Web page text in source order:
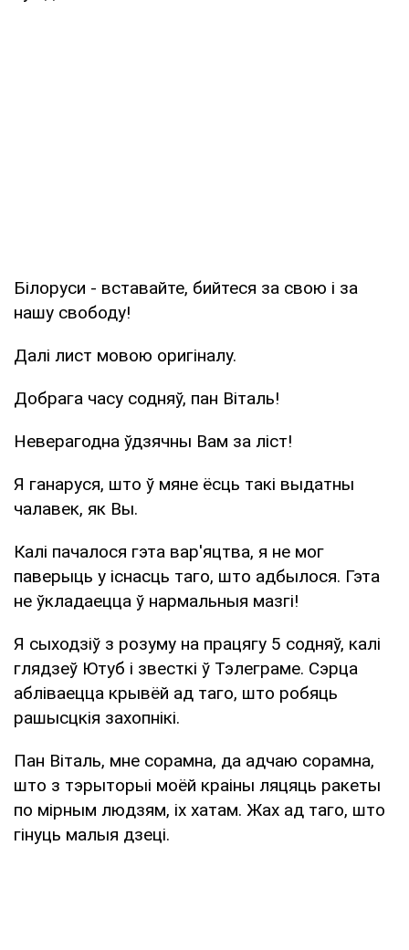
Білоруси - вставайте, бийтеся за свою і за
нашу свободу!
Далі лист мовою оригіналу.
Добрага часу содняў, пан Віталь!
Неверагодна ўдзячны Вам за ліст!
Я ганаруся, што ў мяне ёсць такі выдатны
чалавек, як Вы.
Калі пачалося гэта вар'яцтва, я не мог
паверыць у існасць таго, што адбылося. Гэта
не ўкладаецца ў нармальныя мазгі!
Я сыходзіў з розуму на працягу 5 содняў, калі
глядзеў Ютуб і звесткі ў Тэлеграме. Сэрца
абліваецца крывёй ад таго, што робяць
рашысцкія захопнікі.
Пан Віталь, мне сорамна, да адчаю сорамна,
што з тэрыторыі моёй краіны ляцяць ракеты
по мірным людзям, іх хатам. Жах ад таго, што
гінуць малыя дзеці.